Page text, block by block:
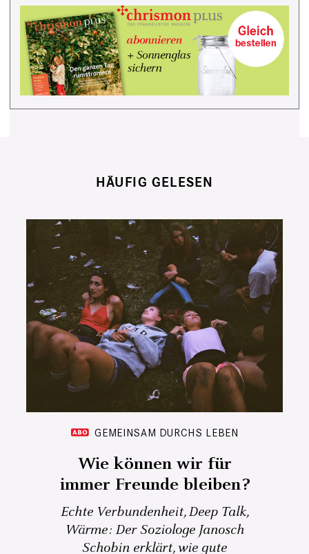
HÄUFIG GELESEN
GEMEINSAM DURCHS LEBEN
Wie können wir für
immer Freunde bleiben?
Echte Verbundenheit, Deep Talk,
Wärme: Der Soziologe Janosch
Schobin erklärt, wie gute